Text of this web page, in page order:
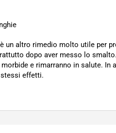
è un altro rimedio molto utile per
dopo aver messo lo
e rimarranno in salute. In
effetti.